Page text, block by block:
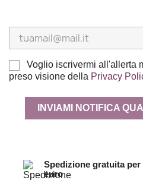
Voglio iscrivermi all'allerta
preso visione della Privacy
INVIAMI NOTIFICA
Spedizione gratuita
euro